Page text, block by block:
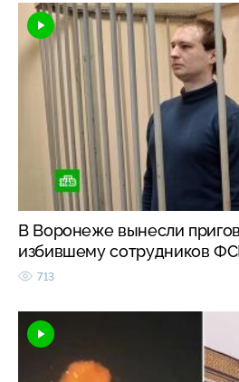
В Воронеже вынесли
избившему сотрудников
713